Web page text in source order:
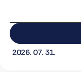
2026. 07. 31.